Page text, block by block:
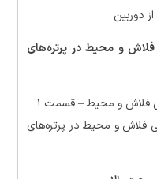
دوربین
فلاش و محیط در پرتره‌های
فلاش و محیط – قسمت ۱
فلاش و محیط در پرتره‌های